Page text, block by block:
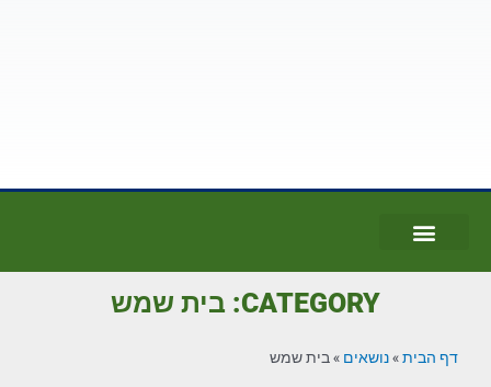
CATEGORY: בית שמש
דף הבית»נושאים » בית שמש